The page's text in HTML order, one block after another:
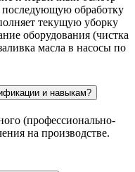
последующую обработку
текущую уборку
оборудования (чистка
масла в насосы по
и навыкам?
(профессионально-
на производстве.